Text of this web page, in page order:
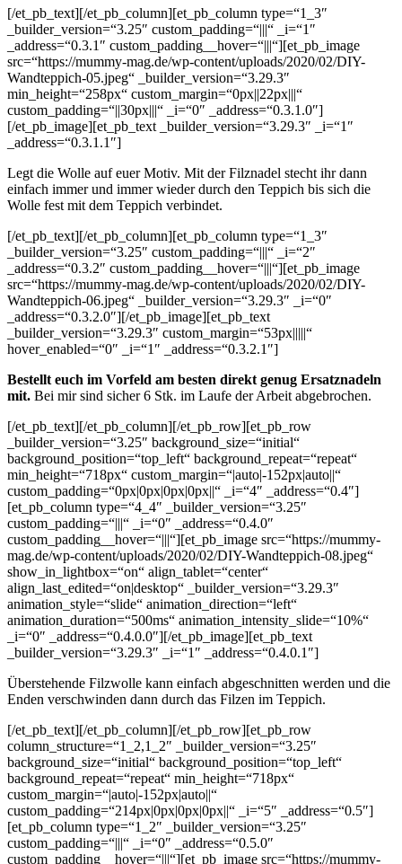
[/et_pb_text][/et_pb_column][et_pb_column type=“1_3″
_builder_version=“3.25″ custom_padding=“|||“ _i=“1″
_address=“0.3.1″ custom_padding__hover=“|||“][et_pb_image
src=“https://mummy-mag.de/wp-content/uploads/2020/02/DIY-
Wandteppich-05.jpeg“ _builder_version=“3.29.3″
min_height=“258px“ custom_margin=“0px||22px|||“
custom_padding=“||30px|||“ _i=“0″ _address=“0.3.1.0″]
[/et_pb_image][et_pb_text _builder_version=“3.29.3″ _i=“1″
_address=“0.3.1.1″]
Legt die Wolle auf euer Motiv. Mit der Filznadel stecht ihr dann
einfach immer und immer wieder durch den Teppich bis sich die
Wolle fest mit dem Teppich verbindet.
[/et_pb_text][/et_pb_column][et_pb_column type=“1_3″
_builder_version=“3.25″ custom_padding=“|||“ _i=“2″
_address=“0.3.2″ custom_padding__hover=“|||“][et_pb_image
src=“https://mummy-mag.de/wp-content/uploads/2020/02/DIY-
Wandteppich-06.jpeg“ _builder_version=“3.29.3″ _i=“0″
_address=“0.3.2.0″][/et_pb_image][et_pb_text
_builder_version=“3.29.3″ custom_margin=“53px|||||“
hover_enabled=“0″ _i=“1″ _address=“0.3.2.1″]
Bestellt euch im Vorfeld am besten direkt genug Ersatznadeln
mit. Bei mir sind sicher 6 Stk. im Laufe der Arbeit abgebrochen.
[/et_pb_text][/et_pb_column][/et_pb_row][et_pb_row
_builder_version=“3.25″ background_size=“initial“
background_position=“top_left“ background_repeat=“repeat“
min_height=“718px“ custom_margin=“|auto|-152px|auto||“
custom_padding=“0px|0px|0px|0px||“ _i=“4″ _address=“0.4″]
[et_pb_column type=“4_4″ _builder_version=“3.25″
custom_padding=“|||“ _i=“0″ _address=“0.4.0″
custom_padding__hover=“|||“][et_pb_image src=“https://mummy-
mag.de/wp-content/uploads/2020/02/DIY-Wandteppich-08.jpeg“
show_in_lightbox=“on“ align_tablet=“center“
align_last_edited=“on|desktop“ _builder_version=“3.29.3″
animation_style=“slide“ animation_direction=“left“
animation_duration=“500ms“ animation_intensity_slide=“10%“
_i=“0″ _address=“0.4.0.0″][/et_pb_image][et_pb_text
_builder_version=“3.29.3″ _i=“1″ _address=“0.4.0.1″]
Überstehende Filzwolle kann einfach abgeschnitten werden und die
Enden verschwinden dann durch das Filzen im Teppich.
[/et_pb_text][/et_pb_column][/et_pb_row][et_pb_row
column_structure=“1_2,1_2″ _builder_version=“3.25″
background_size=“initial“ background_position=“top_left“
background_repeat=“repeat“ min_height=“718px“
custom_margin=“|auto|-152px|auto||“
custom_padding=“214px|0px|0px|0px||“ _i=“5″ _address=“0.5″]
[et_pb_column type=“1_2″ _builder_version=“3.25″
custom_padding=“|||“ _i=“0″ _address=“0.5.0″
custom_padding__hover=“|||“][et_pb_image src=“https://mummy-